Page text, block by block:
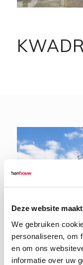
Deze website
We gebruiken
personaliseren, om
en om ons
informatie over uw